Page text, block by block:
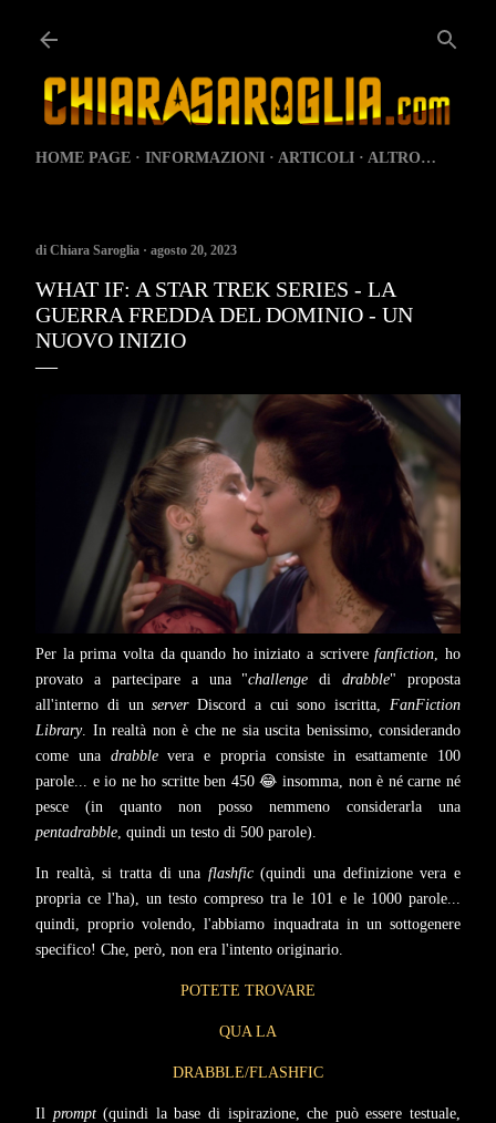
HOME PAGE INFORMAZIONI ARTICOLI ALTRO…
di Chiara Saroglia agosto 20, 2023
WHAT IF: A STAR TREK SERIES - LA
GUERRA FREDDA DEL DOMINIO - UN
NUOVO INIZIO
Per la prima volta da quando ho iniziato a scriverefanfiction , ho
provato a partecipare a una "challenge didrabble" proposta
all'interno di unserverDiscord a cui sono iscritta, FanFiction
Library. In realtà non è che ne sia uscita benissimo, considerando
come una drabblevera e propria consiste in esattamente 100
parole... e io ne ho scritte ben 450 😂 insomma, non è né carne né
pesce (in quanto non posso nemmeno considerarla una
pentadrabble , quindi un testo di 500 parole).
In realtà, si tratta di una flashfic(quindi una definizione vera e
propria ce l'ha), un testo compreso tra le 101 e le 1000 parole...
quindi, proprio volendo, l'abbiamo inquadrata in un sottogenere
specifico! Che, però, non era l'intento originario.
POTETE TROVARE
QUA LA
DRABBLE/FLASHFIC
Il prompt(quindi la base di ispirazione, che può essere testuale,